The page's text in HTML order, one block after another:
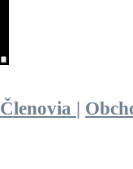
Členovia |